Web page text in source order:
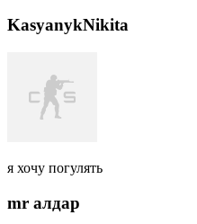
KasyanykNikita
я хочу погулять
mr алдар